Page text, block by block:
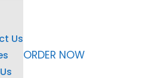
Us
ORDER NOW